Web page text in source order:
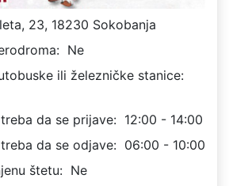
23, 18230 Sokobanja
Ne
ili železničke stanice:
da se prijave: 12:00 - 14:00
da se odjave: 06:00 - 10:00
štetu: Ne